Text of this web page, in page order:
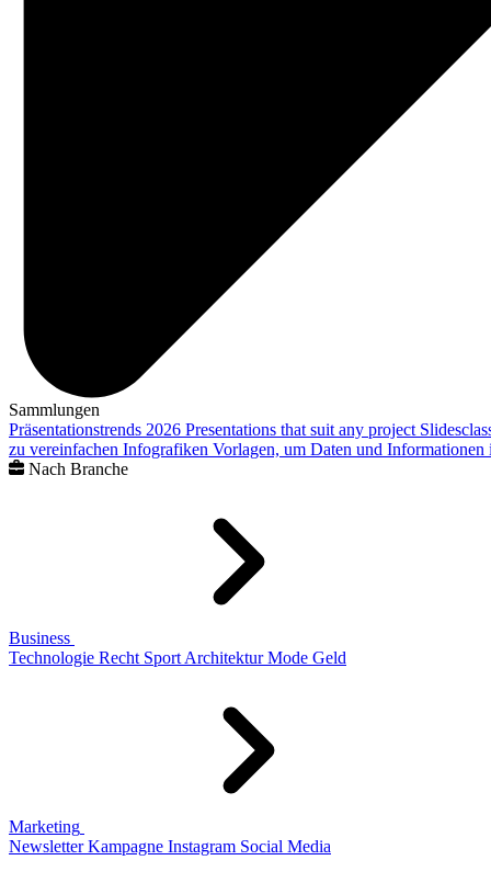
Sammlungen
Präsentationstrends 2026 Presentations that suit any project
zu vereinfachen Infografiken Vorlagen, um Daten und
Nach Branche
Business
Technologie Recht Sport Architektur Mode Geld
Marketing
Newsletter Kampagne Instagram Social Media